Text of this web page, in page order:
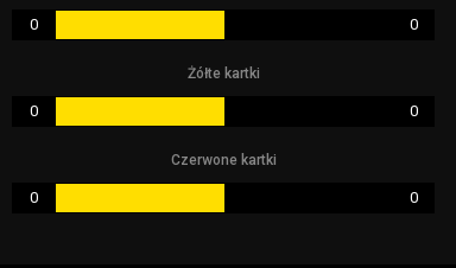
0 0
Żółte kartki
0 0
Czerwone kartki
0 0